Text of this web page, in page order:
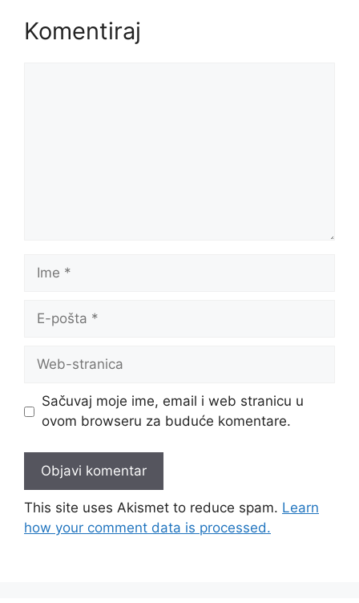
Komentiraj
Ime
pošta
Web-
Sačuvaj moje ime, email i web stranicu u
ovom browseru za buduće komentare.
This site uses Akismet to reduce spam. Learn
how your comment data is processed.